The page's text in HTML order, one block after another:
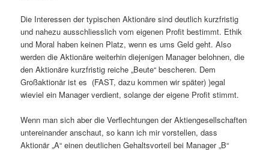
Die Interessen der typischen Aktionäre sind deutlich kurzfristig
und nahezu ausschliesslich vom eigenen Profit bestimmt. Ethik
und Moral haben keinen Platz, wenn es ums Geld geht. Also
werden die Aktionäre weiterhin diejenigen Manager belohnen, die
den Aktionäre kurzfristig reiche „Beute“ bescheren. Dem
Großaktionär ist es (FAST, dazu kommen wir später) )egal
wieviel ein Manager verdient, solange der eigene Profit stimmt.
Wenn man sich aber die Verflechtungen der Aktiengesellschaften
untereinander anschaut, so kann ich mir vorstellen, dass
Aktionär „A“ einen deutlichen Gehaltsvorteil bei Manager „B“